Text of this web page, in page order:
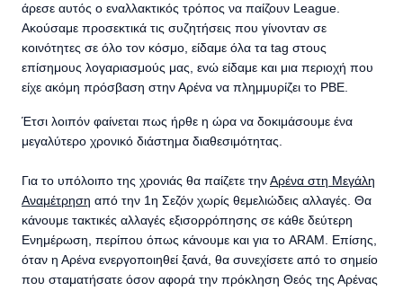
άρεσε αυτός ο εναλλακτικός τρόπος να παίζουν League.
Ακούσαμε προσεκτικά τις συζητήσεις που γίνονταν σε
κοινότητες σε όλο τον κόσμο, είδαμε όλα τα tag στους
επίσημους λογαριασμούς μας, ενώ είδαμε και μια περιοχή που
είχε ακόμη πρόσβαση στην Αρένα να πλημμυρίζει το PBE.
Έτσι λοιπόν φαίνεται πως ήρθε η ώρα να δοκιμάσουμε ένα
μεγαλύτερο χρονικό διάστημα διαθεσιμότητας.
Για το υπόλοιπο της χρονιάς θα παίζετε τηνΑρένα στη Μεγάλη
Αναμέτρηση από την 1η Σεζόν χωρίς θεμελιώδεις αλλαγές. Θα
κάνουμε τακτικές αλλαγές εξισορρόπησης σε κάθε δεύτερη
Ενημέρωση, περίπου όπως κάνουμε και για το ARAM. Επίσης,
όταν η Αρένα ενεργοποιηθεί ξανά, θα συνεχίσετε από το σημείο
που σταματήσατε όσον αφορά την πρόκληση Θεός της Αρένας